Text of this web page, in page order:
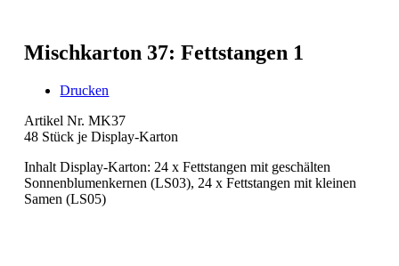
Mischkarton 37: Fettstangen 1
Drucken
Artikel Nr. MK37
48 Stück je Display-Karton
Inhalt Display-Karton: 24 x Fettstangen mit geschälten
Sonnenblumenkernen (LS03), 24 x Fettstangen mit kleinen
Samen (LS05)